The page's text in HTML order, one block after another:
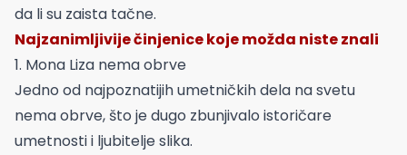
da li su zaista tačne.
Najzanimljivije činjenice koje možda niste znali
1. Mona Liza nema obrve
Jedno od najpoznatijih umetničkih dela na svetu
nema obrve, što je dugo zbunjivalo istoričare
umetnosti i ljubitelje slika.